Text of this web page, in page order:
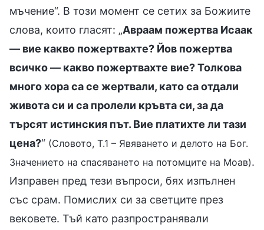
мъчение“. В този момент се сетих за Божиите
слова, които гласят: „Авраам пожертва Исаак
— вие какво пожертвахте? Йов пожертва
всичко — какво пожертвахте вие? Толкова
много хора са се жертвали, като са отдали
живота си и са пролели кръвта си, за да
търсят истинския път. Вие платихте ли тази
цена?“ (Словото, Т.1 – Явяването и делото на Бог.
Значението на спасяването на потомците на Моав).
Изправен пред тези въпроси, бях изпълнен
със срам. Помислих си за светците през
вековете. Тъй като разпространявали